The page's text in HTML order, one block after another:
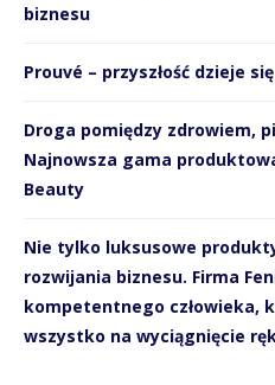
biznesu
Prouvé – przyszłość dzieje
Droga pomiędzy zdrowiem,
Najnowsza gama
Beauty
Nie tylko luksusowe
rozwijania biznesu. Firma
kompetentnego człowieka,
wszystko na wyciągnięcie